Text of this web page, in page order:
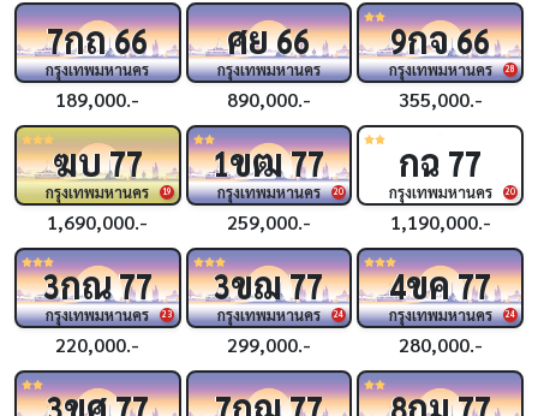
7กถ66
กรุงเทพมหานคร
189,000.-
ศย66
กรุงเทพมหานคร
890,000.-
28
9กจ66
กรุงเทพมหานคร
355,000.-
19
ฆบ77
กรุงเทพมหานคร
1,690,000.-
20
1ขฒ77
กรุงเทพมหานคร
259,000.-
20
กฉ 77
กรุงเทพมหานคร
1,190,000.-
23
3กณ77
กรุงเทพมหานคร
220,000.-
24
3ขฌ77
กรุงเทพมหานคร
299,000.-
24
4ขค77
กรุงเทพมหานคร
280,000.-
ขศ กฌ กม